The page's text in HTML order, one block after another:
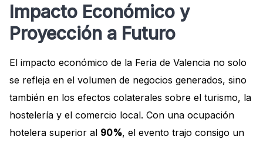
Impacto Económico y
Proyección a Futuro
El impacto económico de la Feria de Valencia no solo
se refleja en el volumen de negocios generados, sino
también en los efectos colaterales sobre el turismo, la
hostelería y el comercio local. Con una ocupación
hotelera superior al 90%, el evento trajo consigo un